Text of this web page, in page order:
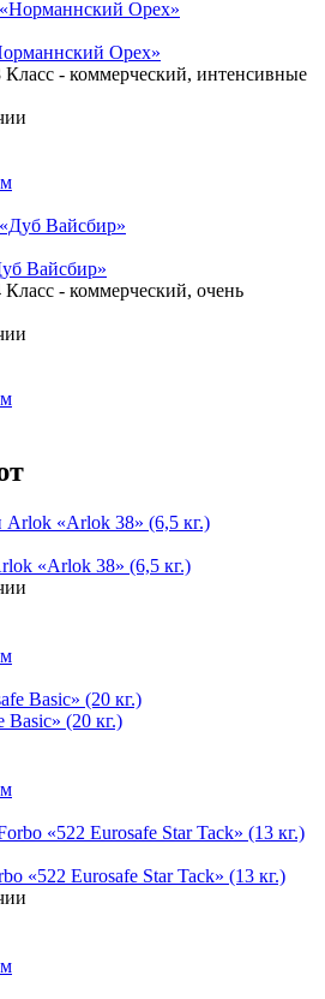
Орех»
Класс - коммерческий, интенсивные
Вайсбир»
Класс - коммерческий, очень
«Arlok 38» (6,5 кг.)
Basic» (20 кг.)
«522 Eurosafe Star Tack» (13 кг.)